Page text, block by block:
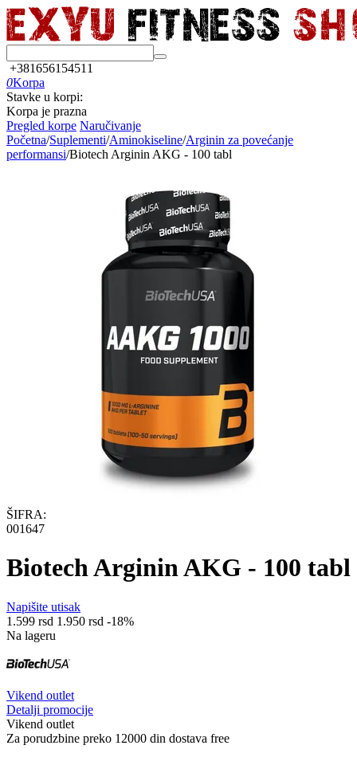
+381656154511
0Korpa
Stavke u korpi:
Korpa je prazna
Pregled korpe Naručivanje
Početna/Suplementi/Aminokiseline/Arginin za povećanje
performansi/Biotech Arginin AKG - 100 tabl
ŠIFRA:
001647
Biotech Arginin AKG - 100 tabl
Napišite utisak
1.599 rsd 1.950 rsd -18%
Na lageru
Vikend outlet
Detalji promocije
Vikend outlet
Za porudzbine preko 12000 din dostava free